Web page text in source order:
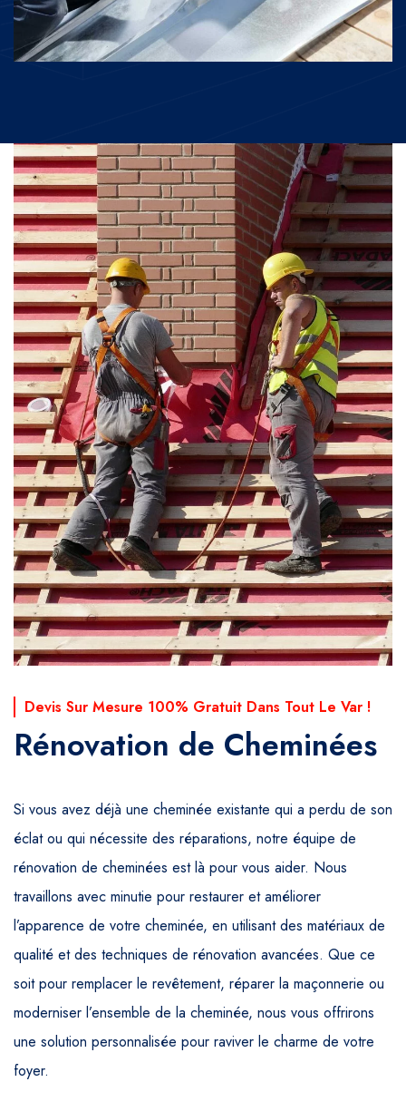
Devis Sur Mesure 100% Gratuit Dans Tout Le Var !
Rénovation de Cheminées
Si vous avez déjà une cheminée existante qui a perdu de son
éclat ou qui nécessite des réparations, notre équipe de
rénovation de cheminées est là pour vous aider. Nous
travaillons avec minutie pour restaurer et améliorer
l’apparence de votre cheminée, en utilisant des matériaux de
qualité et des techniques de rénovation avancées. Que ce
soit pour remplacer le revêtement, réparer la maçonnerie ou
moderniser l’ensemble de la cheminée, nous vous offrirons
une solution personnalisée pour raviver le charme de votre
foyer.